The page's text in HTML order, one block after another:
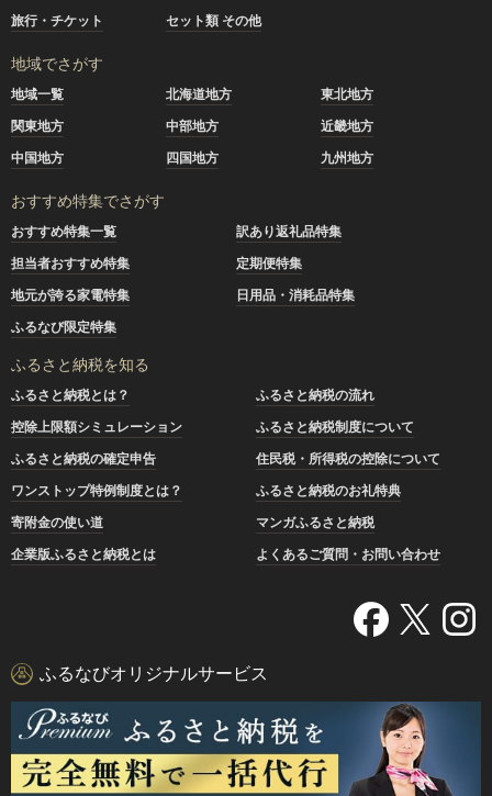
旅行・チケット
セット類 その他
地域でさがす
地域一覧 北海道地方
東北地方
関東地方
中部地方
近畿地方
中国地方
四国地方 九州地方
おすすめ特集でさがす
おすすめ特集一覧
訳あり返礼品特集
担当者おすすめ特集
定期便特集
地元が誇る家電特集
日用品・消耗品特集
ふるなび限定特集
ふるさと納税を知る
ふるさと納税とは？
ふるさと納税の流れ
控除上限額シミュレーション
ふるさと納税制度について
ふるさと納税の確定申告
住民税・所得税の控除について
ワンストップ特例制度とは？
ふるさと納税のお礼特典
寄附金の使い道
マンガふるさと納税
企業版ふるさと納税とは
よくあるご質問・お問い合わせ
ふるなびオリジナルサービス